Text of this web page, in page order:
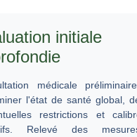
initiale
médicale
l'état de santé global,
restrictions et
Relevé des